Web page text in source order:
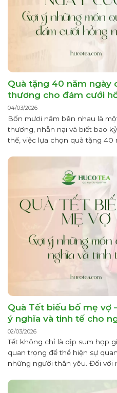
Quà tặng 40 năm ngày
thương cho đám cưới
04/03/2026
Bốn mươi năm bên nhau là
thương, nhẫn nại và biết bao
thế, việc lựa chọn quà tặng
gửi gắm lòng biết ơn...
Quà Tết biếu bố mẹ vợ
ý nghĩa và tinh tế cho
02/03/2026
Tết không chỉ là dịp sum họp
quan trọng để thể hiện sự
những người thân yêu. Đối với
chọn quà Tết biếu bố...